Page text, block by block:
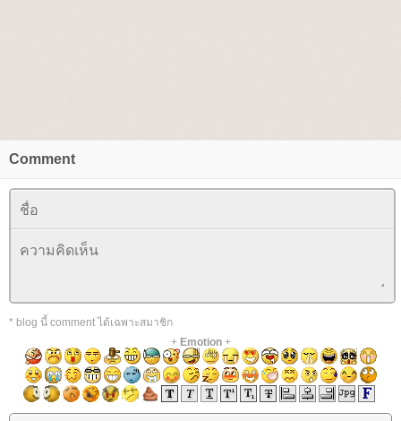
Comment
* blog นี้ comment ได้เฉพาะสมาชิก
+ Emotion+